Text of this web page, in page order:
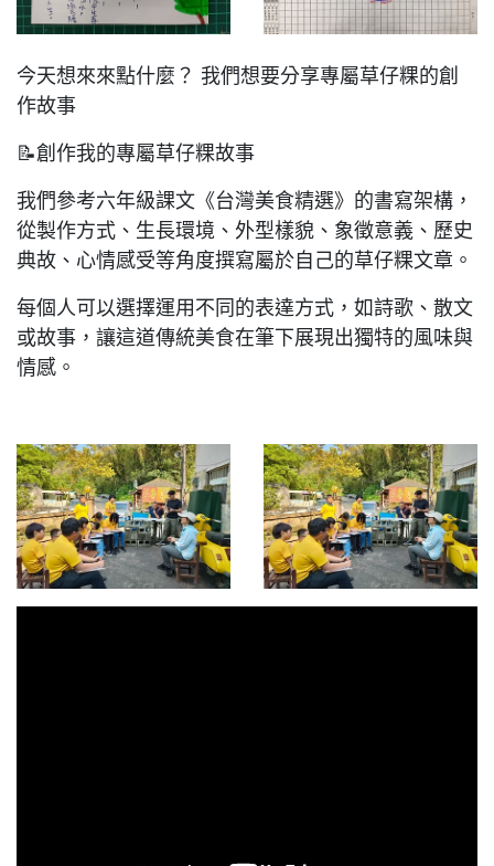
今天想來來點什麼？ 我們想要分享專屬草仔粿的創
作故事
📝創作我的專屬草仔粿故事
我們參考六年級課文《台灣美食精選》的書寫架構，
從製作方式、生長環境、外型樣貌、象徵意義、歷史
典故、心情感受等角度撰寫屬於自己的草仔粿文章。
每個人可以選擇運用不同的表達方式，如詩歌、散文
或故事，讓這道傳統美食在筆下展現出獨特的風味與
情感。